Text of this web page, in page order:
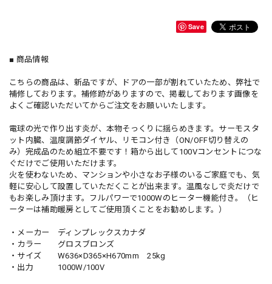
Save
■ 商品情報
こちらの商品は、新品ですが、ドアの一部が割れていたため、弊社で
補修しております。補修跡がありますので、掲載しております画像を
よくご確認いただいてからご注文をお願いいたします。
電球の光で作り出す炎が、本物そっくりに揺らめきます。サーモスタ
ット内臓、温度調節ダイヤル、リモコン付き（ON/OFF切り替えの
み）完成品のため組立不要です！箱から出して100Vコンセントにつな
ぐだけでご使用いただけます。
火を使わないため、マンションや小さなお子様のいるご家庭でも、気
軽に安心して設置していただくことが出来ます。温風なしで炎だけで
もお楽しみ頂けます。フルパワーで1000Wのヒーター機能付き。（ヒ
ーターは補助暖房としてご使用頂くことをお勧めします。）
・メーカー ディンプレックスカナダ
・カラー グロスブロンズ
・サイズ W636×D365×H670mm 25kg
・出力 1000W/100V